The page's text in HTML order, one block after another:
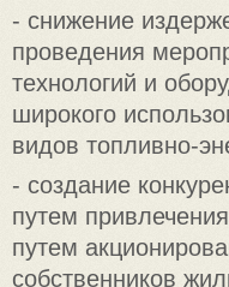
- снижение
проведения
технологий и
широкого
видов топливно-
- создание
путем
путем
собственников